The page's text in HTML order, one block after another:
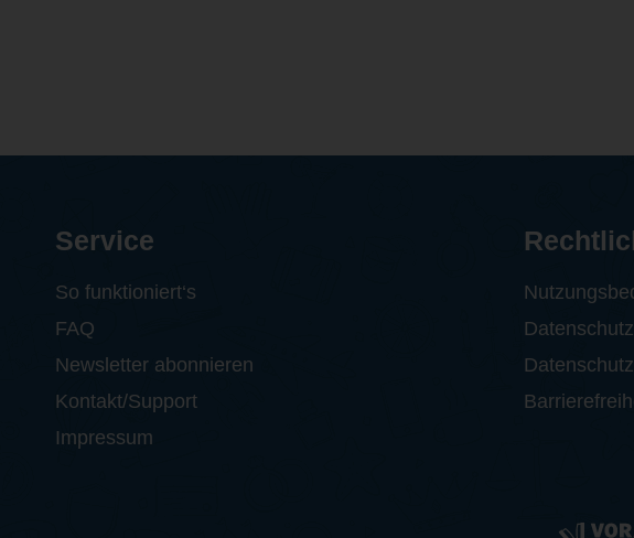
Service
So funktioniert‘s
FAQ
Newsletter abonnieren
Kontakt/Support
Impressum
Datenschutz